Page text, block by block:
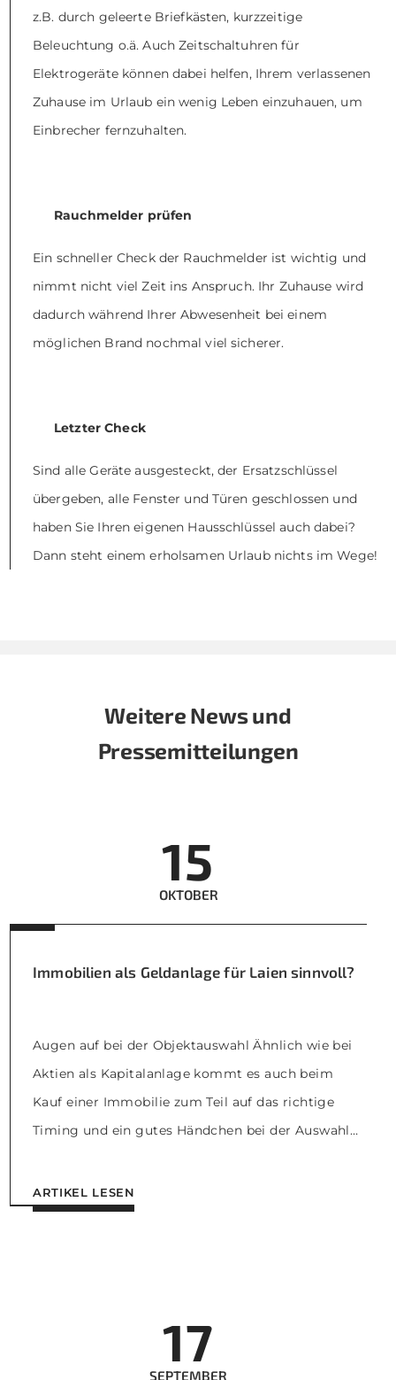
z.B. durch geleerte Briefkästen, kurzzeitige
Beleuchtung o.ä. Auch Zeitschaltuhren für
Elektrogeräte können dabei helfen, Ihrem verlassenen
Zuhause im Urlaub ein wenig Leben einzuhauen, um
Einbrecher fernzuhalten.
Rauchmelder prüfen
Ein schneller Check der Rauchmelder ist wichtig und
nimmt nicht viel Zeit ins Anspruch. Ihr Zuhause wird
dadurch während Ihrer Abwesenheit bei einem
möglichen Brand nochmal viel sicherer.
Letzter Check
Sind alle Geräte ausgesteckt, der Ersatzschlüssel
übergeben, alle Fenster und Türen geschlossen und
haben Sie Ihren eigenen Hausschlüssel auch dabei?
Dann steht einem erholsamen Urlaub nichts im Wege!
Weitere News und
Pressemitteilungen
15
OKTOBER
Immobilien als Geldanlage für Laien sinnvoll?
Augen auf bei der Objektauswahl Ähnlich wie bei
Aktien als Kapitalanlage kommt es auch beim
Kauf einer Immobilie zum Teil auf das richtige
Timing und ein gutes Händchen bei der Auswahl
dass Grundstücke und Gebäude in boomenden
Lagen in den ersten Jahren keine hohen Renditen
ARTIKEL LESEN
17
SEPTEMBER